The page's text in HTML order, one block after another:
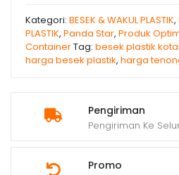
Pengiriman
Pengiriman Ke
Promo
Kategori: BESEK & WAKUL PLASTIK,
PLASTIK, Panda Star, Produk
ContainerTag: besek plastik
harga besek plastik, harga